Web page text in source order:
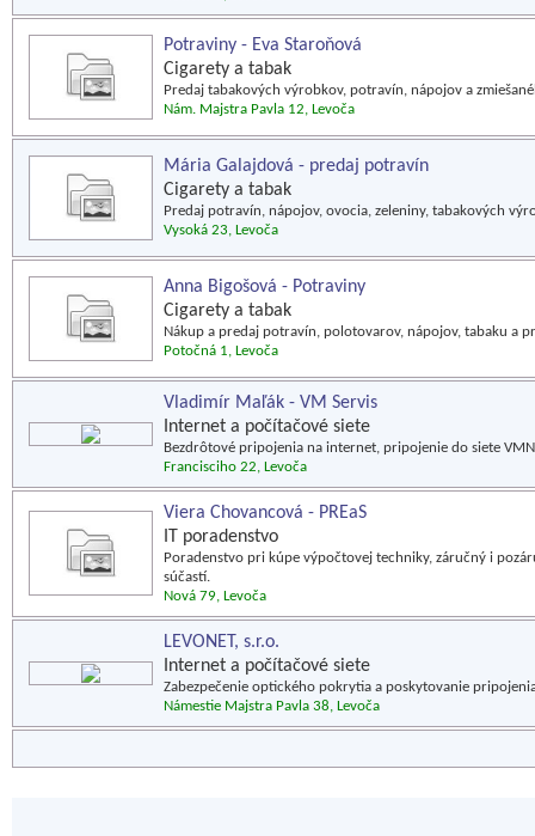
Potraviny - Eva Staroňová
Cigarety a tabak
Predaj tabakových výrobkov, potravín, nápojov a
Nám. Majstra Pavla 12, Levoča
Mária Galajdová - predaj potravín
Cigarety a tabak
Predaj potravín, nápojov, ovocia, zeleniny, tabakových
Vysoká 23, Levoča
Anna Bigošová - Potraviny
Cigarety a tabak
Nákup a predaj potravín, polotovarov, nápojov, tabaku a
Potočná 1, Levoča
Vladimír Maľák - VM Servis
Internet a počítačové siete
Bezdrôtové pripojenia na internet, pripojenie do siete
Francisciho 22, Levoča
Viera Chovancová - PREaS
IT poradenstvo
Poradenstvo pri kúpe výpočtovej techniky, záručný i
súčastí.
Nová 79, Levoča
LEVONET, s.r.o.
Internet a počítačové siete
Zabezpečenie optického pokrytia a poskytovanie
Námestie Majstra Pavla 38, Levoča